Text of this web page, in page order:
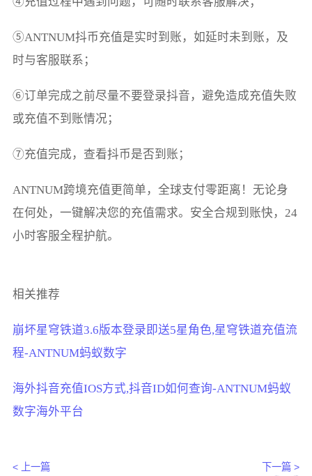
⑤ANTNUM抖币充值是实时到账，如延时未到账，及
时与客服联系；
⑥订单完成之前尽量不要登录抖音，避免造成充值失败
或充值不到账情况；
⑦充值完成，查看抖币是否到账；
ANTNUM跨境充值更简单，全球支付零距离！无论身
在何处，一键解决您的充值需求。安全合规到账快，24
小时客服全程护航。
相关推荐
崩坏星穹铁道3.6版本登录即送5星角色,星穹铁道充值流
程-ANTNUM蚂蚁数字
海外抖音充值IOS方式,抖音ID如何查询-ANTNUM蚂蚁
数字海外平台
< 上一篇 下一篇 >